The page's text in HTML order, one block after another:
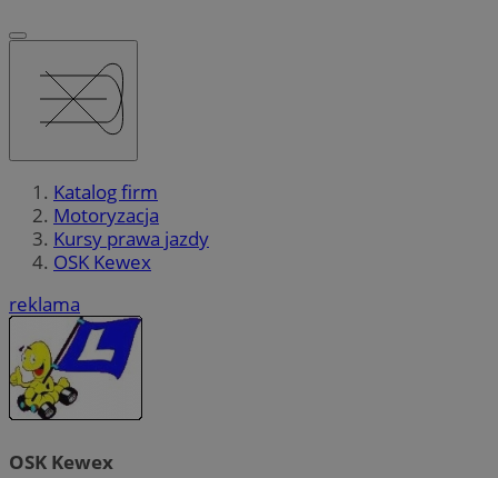
Katalog firm
Motoryzacja
Kursy prawa jazdy
OSK Kewex
reklama
OSK Kewex